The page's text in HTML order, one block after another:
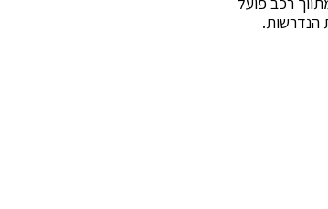
הנדרשות.